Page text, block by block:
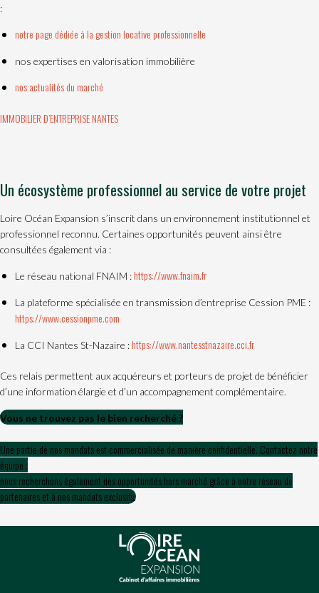
:
notre page dédiée à la gestion locative professionnelle
nos expertises en valorisation immobilière
nos actualités du marché
IMMOBILIER D’ENTREPRISE NANTES
Un écosystème professionnel au service de votre projet
Loire Océan Expansion s’inscrit dans un environnement institutionnel et
professionnel reconnu. Certaines opportunités peuvent ainsi être
consultées également via :
Le réseau national FNAIM : https://www.fnaim.fr
La plateforme spécialisée en transmission d’entreprise Cession PME :
https://www.cessionpme.com
La CCI Nantes St-Nazaire : https://www.nantesstnazaire.cci.fr
Ces relais permettent aux acquéreurs et porteurs de projet de bénéficier
d’une information élargie et d’un accompagnement complémentaire.
Vous ne trouvez pas le bien recherché ?
Une partie de nos mandats est commercialisée de manière confidentielle. Contactez notre
équipe :
nous recherchons également des opportunités hors marché grâce à notre réseau de
partenaires et à nos mandats exclusifs.